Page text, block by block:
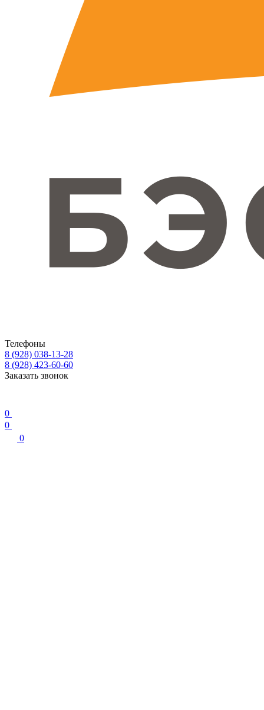
Телефоны
8 (928) 038-13-28
8 (928) 423-60-60
Заказать звонок
0
0
0